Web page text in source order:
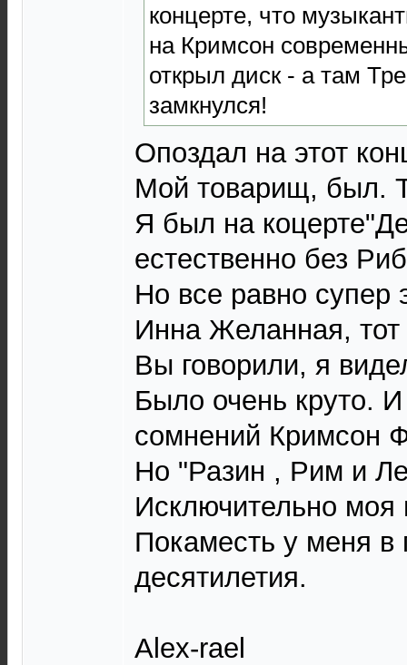
концерте, что
на Кримсон
открыл диск - а там
замкнулся!
Опоздал на этот
Мой товарищ, был.
Я был на
естественно без
Но все равно супер
Инна Желанная, тот
Вы говорили, я
Было очень круто.
сомнений Кримсон
Но "Разин , Рим и
Исключительно моя
Покаместь у меня в
десятилетия.
Alex-raеl